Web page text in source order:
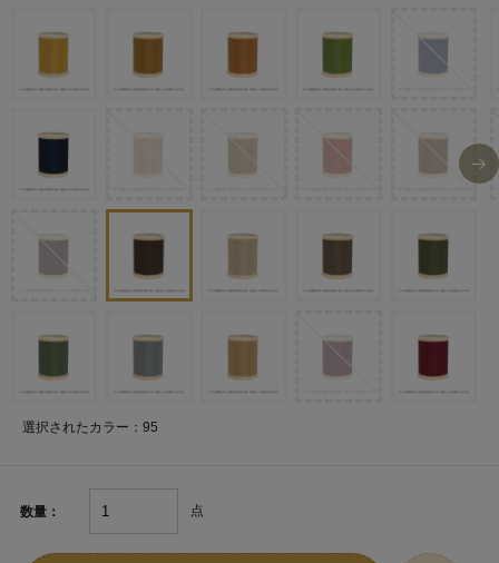
選択されたカラー：95
数量： 点